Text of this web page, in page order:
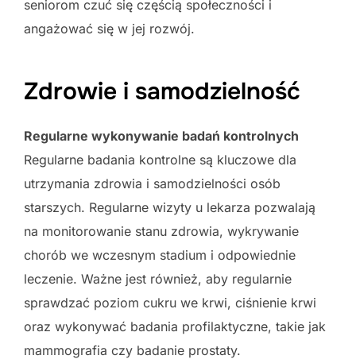
seniorom czuć się częścią społeczności i
angażować się w jej rozwój.
Zdrowie i samodzielność
Regularne wykonywanie badań kontrolnych
Regularne badania kontrolne są kluczowe dla
utrzymania zdrowia i samodzielności osób
starszych. Regularne wizyty u lekarza pozwalają
na monitorowanie stanu zdrowia, wykrywanie
chorób we wczesnym stadium i odpowiednie
leczenie. Ważne jest również, aby regularnie
sprawdzać poziom cukru we krwi, ciśnienie krwi
oraz wykonywać badania profilaktyczne, takie jak
mammografia czy badanie prostaty.